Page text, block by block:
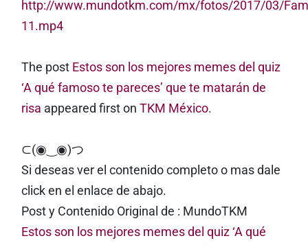
http://www.mundotkm.com/mx/fotos/2017/03/
11.mp4
The post Estos son los mejores memes del quiz
‘A qué famoso te pareces’ que te matarán de
risa appeared first on TKM México.
⊂(◉‿◉)つ
Si deseas ver el contenido completo o mas dale
click en el enlace de abajo.
Post y Contenido Original de : MundoTKM
Estos son los mejores memes del quiz ‘A qué